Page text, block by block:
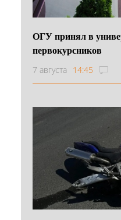
ОГУ принял в
первокурсников
7 августа 14:45